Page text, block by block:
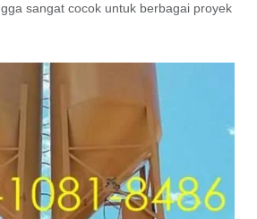
sangat cocok untuk berbagai proyek